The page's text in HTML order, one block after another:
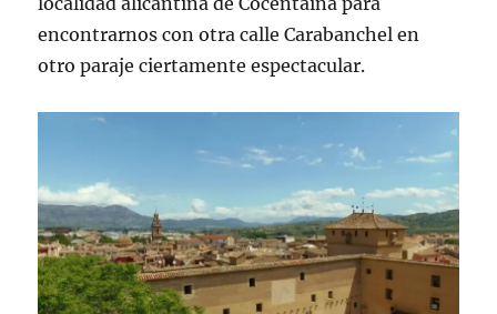
encontrarnos con otra calle Carabanchel en
otro paraje ciertamente espectacular.